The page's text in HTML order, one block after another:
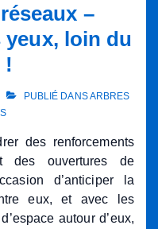
–
yeux, loin du
PUBLIÉ DANSARBRES
des renforcements
des ouvertures de
d’anticiper la
eux, et avec les
autour d’eux,